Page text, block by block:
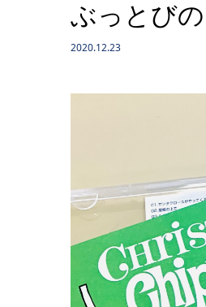
ぶっとび
2020.12.23